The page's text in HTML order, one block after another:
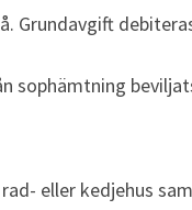
Grundavgift
sophämtning
eller kedjehus